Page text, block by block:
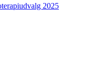
2025